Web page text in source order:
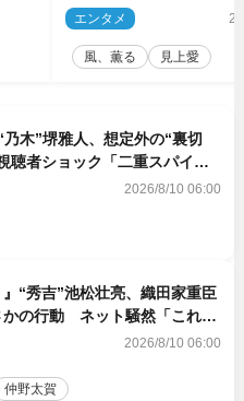
くエンタメ
風、薫る 見上愛
乃木”堺雅人、想定外の“裏切
聴者ショック「二重スパイで
（ネタバレあり）2026/8/10 06:00
』“秀吉”池松壮亮、織田家重臣
かの行動 ネット騒然「これは
」（ネタバレあり）2026/8/10 06:00
仲野太賀